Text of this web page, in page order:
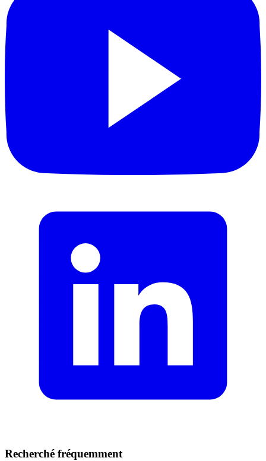
Recherché fréquemment